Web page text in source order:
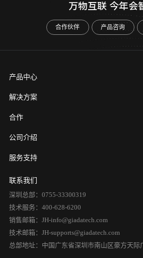
万物互联 今年会
合作伙伴 产品咨询
产品中心
解决方案
合作
公司介绍
服务支持
联系我们
深圳总部：0755-33300319
技术服务：400-628-6200
销售邮箱：JH-info@giadatech.com
技术邮箱：JH-supports@giadatech.com
总部地址：中国广东省深圳市南山区豪方天际